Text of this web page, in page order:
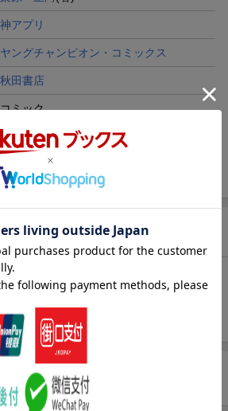
神アプリ
ヤングチャンピオン・コミックス
秋田書店
コミック
192p
9784253142557
り）